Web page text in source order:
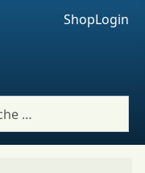
ShopLogin